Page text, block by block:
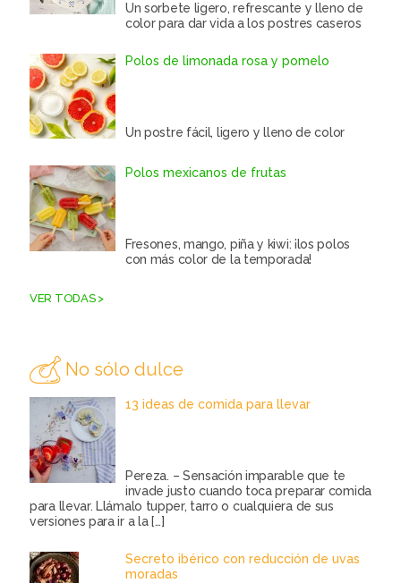
Un sorbete ligero, refrescante y lleno de
color para dar vida a los postres caseros
Polos de limonada rosa y pomelo
Un postre fácil, ligero y lleno de color
Polos mexicanos de frutas
Fresones, mango, piña y kiwi: ¡los polos
con más color de la temporada!
VER TODAS >
No sólo dulce
13 ideas de comida para llevar
Pereza. – Sensación imparable que te
invade justo cuando toca preparar comida
para llevar. Llámalo tupper, tarro o cualquiera de sus
versiones para ir a la[…]
Secreto ibérico con reducción de uvas
moradas